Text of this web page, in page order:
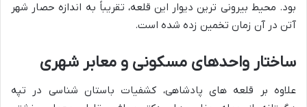
بود. محیط بیرونی ترین دیوار این قلعه، تقریباً به اندازه حصار شهر
آتن در آن زمان تخمین زده شده است.
ساختار واحدهای مسکونی و معابر شهری
علاوه بر قلعه های پادشاهی، کشفیات باستان شناسی در تپه